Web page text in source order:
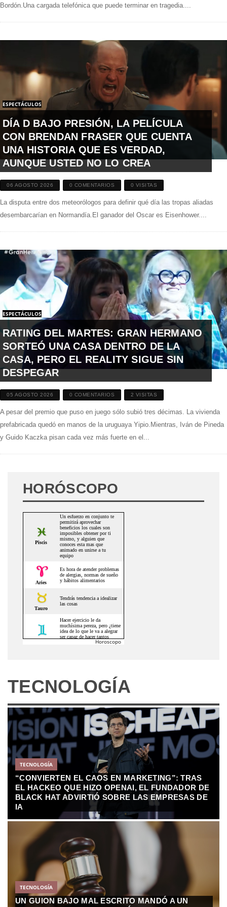
Bordón.Una cargada telefónica que puede terminar en tragedia....
ESPECTÁCULOS
DÍA D BAJO PRESIÓN, LA PELÍCULA
CON BRENDAN FRASER QUE CUENTA
UNA HISTORIA QUE ES VERDAD,
AUNQUE USTED NO LO CREA
06 AGOSTO 2026 0 COMENTARIOS 0 VISITAS
La disputa entre dos meteorólogos para definir qué día las tropas aliadas
desembarcarían en Normandía.El ganador del Oscar es Eisenhower....
ESPECTÁCULOS
RATING DEL MARTES: GRAN HERMANO
SORTEÓ UNA CASA DENTRO DE LA
CASA, PERO EL REALITY SIGUE SIN
DESPEGAR
05 AGOSTO 2026 0 COMENTARIOS 2 VISITAS
A pesar del premio que puso en juego sólo subió tres décimas. La vivienda
prefabricada quedó en manos de la uruguaya Yipio.Mientras, Iván de Pineda
y Guido Kaczka pisan cada vez más fuerte en el...
HORÓSCOPO
Horoscopo
TECNOLOGÍA
TECNOLOGÍA
“CONVIERTEN EL CAOS EN MARKETING”: TRAS
EL HACKEO QUE HIZO OPENAI, EL FUNDADOR DE
BLACK HAT ADVIRTIÓ SOBRE LAS EMPRESAS DE
IA
TECNOLOGÍA
UN GUION BAJO MAL ESCRITO MANDÓ A UN